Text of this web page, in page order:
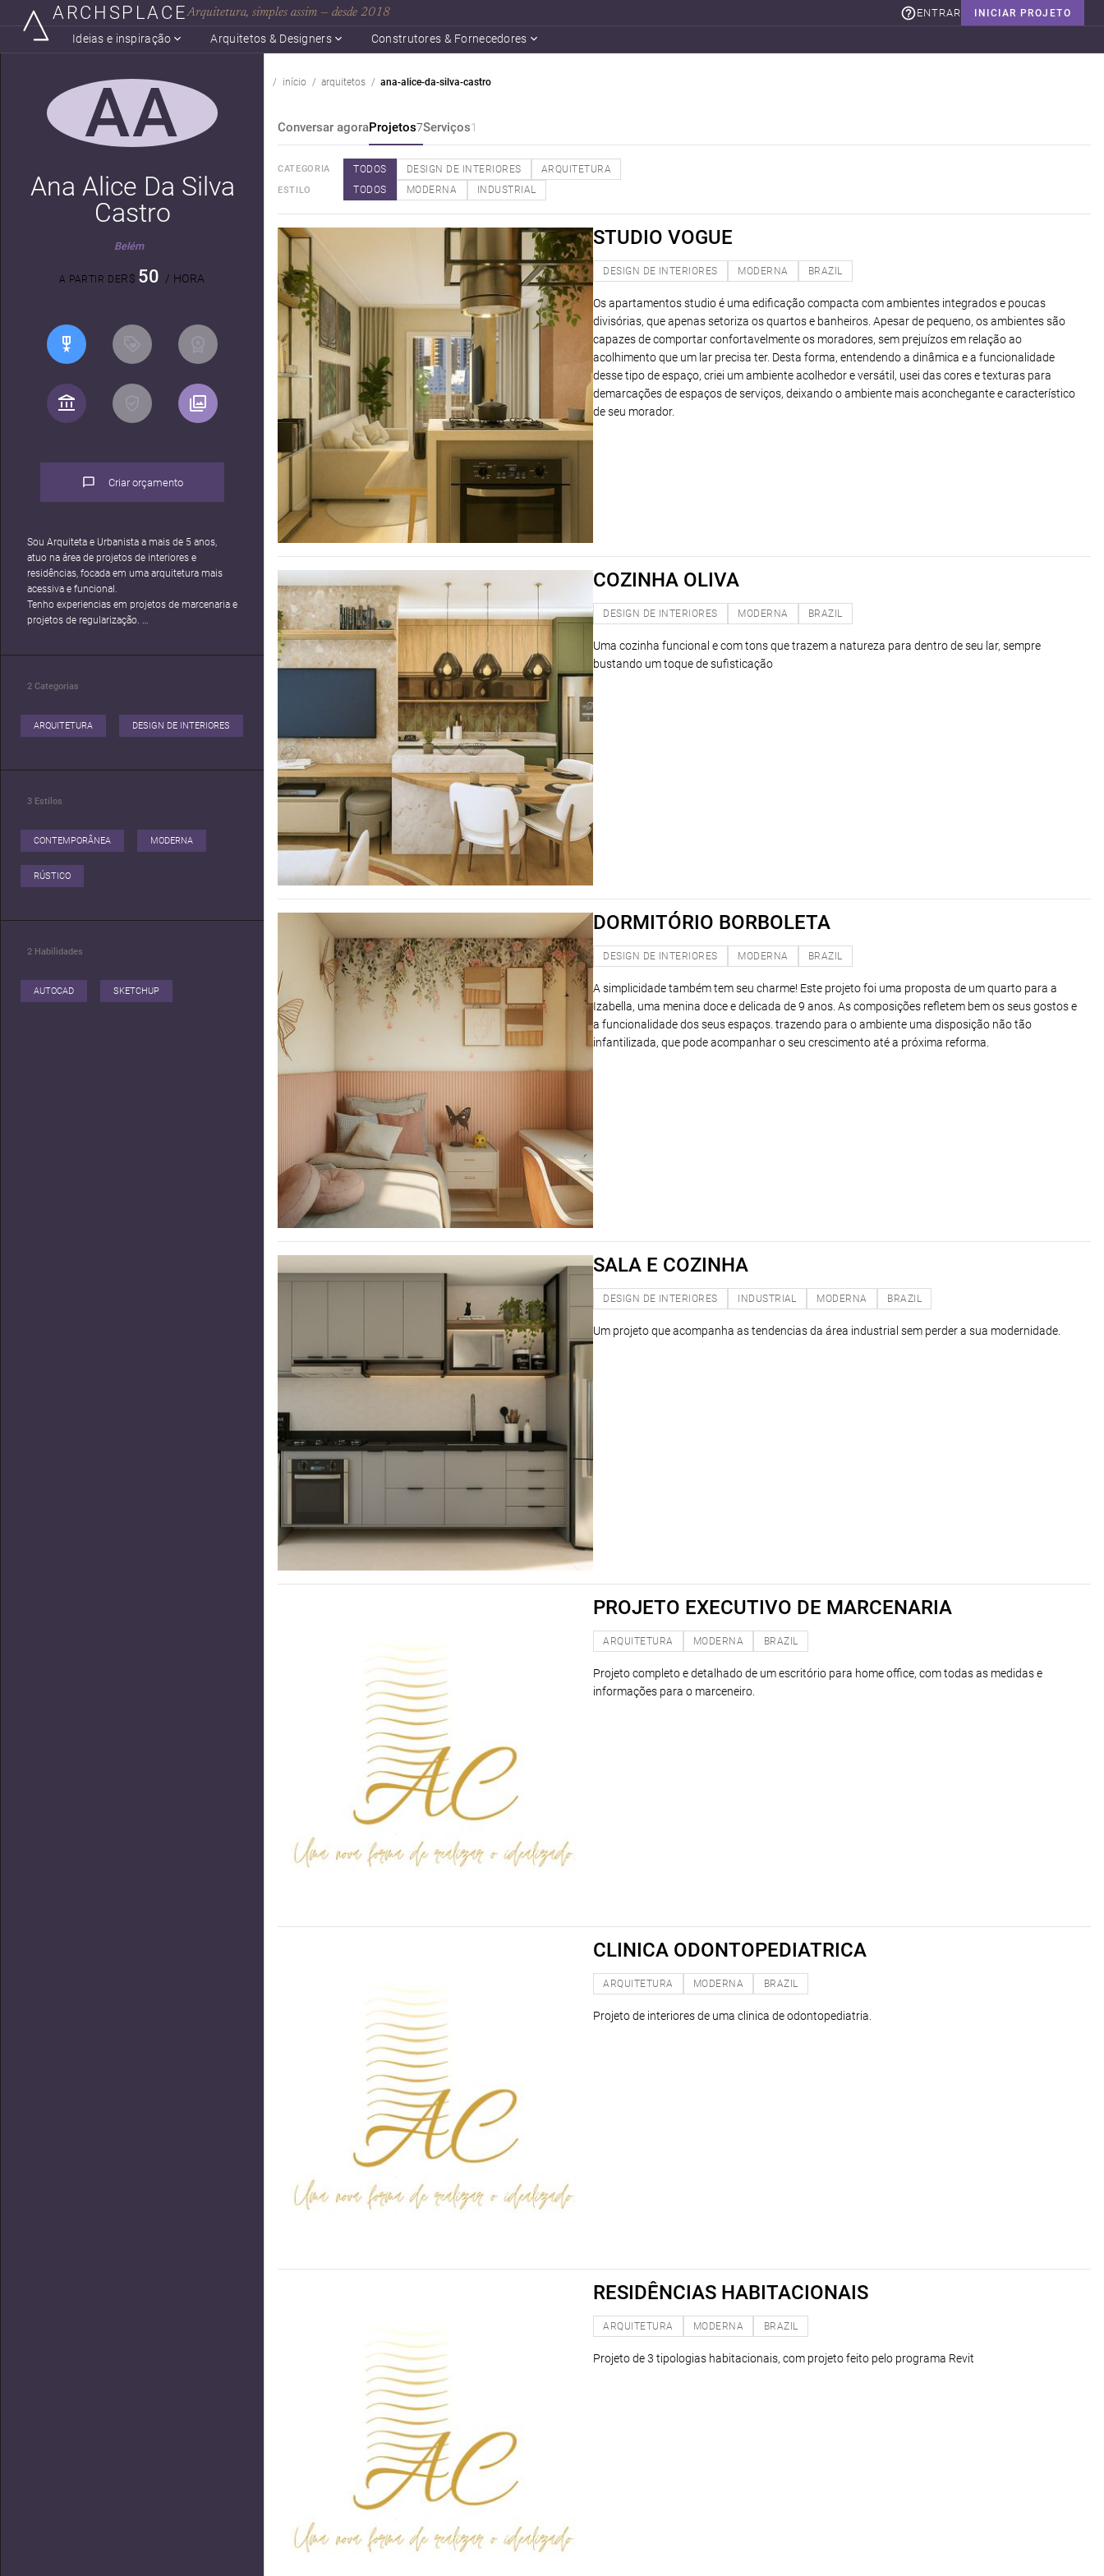
ARCHSPLACEArquitetura, simples assim — desde 2018 INICIAR PROJETO
ENTRAR
Ideias e inspiração Arquitetos & Designers Construtores & Fornecedores
AA
Ana Alice Da Silva
Castro
Belém
A PARTIR DER$ 50 / HORA
Criar orçamento
Sou Arquiteta e Urbanista a mais de 5 anos,
atuo na área de projetos de interiores e
residências, focada em uma arquitetura mais
acessiva e funcional.
Tenho experiencias em projetos de marcenaria e
projetos de regularização.
2 Categorias
ARQUITETURA DESIGN DE INTERIORES
3 Estilos
CONTEMPORÂNEA MODERNA
RÚSTICO
2 Habilidades
AUTOCAD SKETCHUP
início arquitetos ana-alice-da-silva-castro
Conversar agoraProjetos7Serviços1
CATEGORIA TODOS DESIGN DE INTERIORES ARQUITETURA
ESTILO TODOS MODERNA INDUSTRIAL
STUDIO VOGUE
DESIGN DE INTERIORES MODERNA BRAZIL
Os apartamentos studio é uma edificação compacta com ambientes integrados e poucas
divisórias, que apenas setoriza os quartos e banheiros. Apesar de pequeno, os ambientes são
capazes de comportar confortavelmente os moradores, sem prejuízos em relação ao
acolhimento que um lar precisa ter. Desta forma, entendendo a dinâmica e a funcionalidade
desse tipo de espaço, criei um ambiente acolhedor e versátil, usei das cores e texturas para
demarcações de espaços de serviços, deixando o ambiente mais aconchegante e característico
de seu morador.
COZINHA OLIVA
DESIGN DE INTERIORES MODERNA BRAZIL
Uma cozinha funcional e com tons que trazem a natureza para dentro de seu lar, sempre
bustando um toque de sufisticação
DORMITÓRIO BORBOLETA
DESIGN DE INTERIORES MODERNA BRAZIL
A simplicidade também tem seu charme! Este projeto foi uma proposta de um quarto para a
Izabella, uma menina doce e delicada de 9 anos. As composições refletem bem os seus gostos e
a funcionalidade dos seus espaços. trazendo para o ambiente uma disposição não tão
infantilizada, que pode acompanhar o seu crescimento até a próxima reforma.
SALA E COZINHA
DESIGN DE INTERIORES INDUSTRIAL MODERNA BRAZIL
Um projeto que acompanha as tendencias da área industrial sem perder a sua modernidade.
PROJETO EXECUTIVO DE MARCENARIA
ARQUITETURA MODERNA BRAZIL
Projeto completo e detalhado de um escritório para home office, com todas as medidas e
informações para o marceneiro.
CLINICA ODONTOPEDIATRICA
ARQUITETURA MODERNA BRAZIL
Projeto de interiores de uma clinica de odontopediatria.
RESIDÊNCIAS HABITACIONAIS
ARQUITETURA MODERNA BRAZIL
Projeto de 3 tipologias habitacionais, com projeto feito pelo programa Revit